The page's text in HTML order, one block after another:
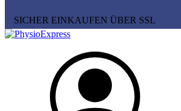
SICHER EINKAUFEN ÜBER SSL